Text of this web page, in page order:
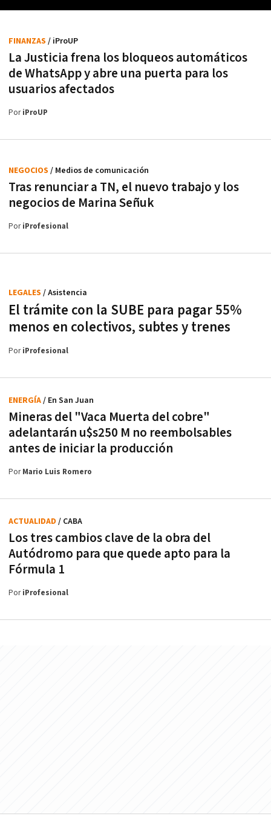
La Justicia frena los bloqueos automáticos
de WhatsApp y abre una puerta para los
usuarios afectados
FINANZAS / iProUP
PoriProUP
Tras renunciar a TN, el nuevo trabajo y los
negocios de Marina Señuk
NEGOCIOS / Medios de comunicación
PoriProfesional
El trámite con la SUBE para pagar 55%
menos en colectivos, subtes y trenes
LEGALES / Asistencia
PoriProfesional
Mineras del "Vaca Muerta del cobre"
adelantarán u$s250 M no reembolsables
antes de iniciar la producción
ENERGÍA/ En San Juan
PorMario Luis Romero
Los tres cambios clave de la obra del
Autódromo para que quede apto para la
Fórmula 1
ACTUALIDAD / CABA
PoriProfesional